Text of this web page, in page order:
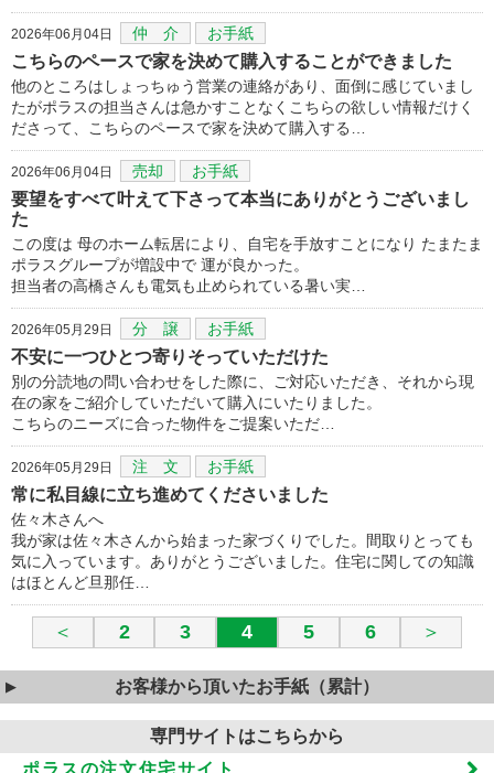
2026年06月04日 仲 介 お手紙
こちらのペースで家を決めて購入することができました
他のところはしょっちゅう営業の連絡があり、面倒に感じていまし
たがポラスの担当さんは急かすことなくこちらの欲しい情報だけく
ださって、こちらのペースで家を決めて購入する…
2026年06月04日 売却 お手紙
要望をすべて叶えて下さって本当にありがとうございまし
た
この度は 母のホーム転居により、自宅を手放すことになり たまたま
ポラスグループが増設中で 運が良かった。
担当者の高橋さんも電気も止められている暑い実…
2026年05月29日 分 譲 お手紙
不安に一つひとつ寄りそっていただけた
別の分読地の問い合わせをした際に、ご対応いただき、それから現
在の家をご紹介していただいて購入にいたりました。
こちらのニーズに合った物件をご提案いただ…
2026年05月29日 注 文 お手紙
常に私目線に立ち進めてくださいました
佐々木さんへ
我が家は佐々木さんから始まった家づくりでした。間取りとっても
気に入っています。ありがとうございました。住宅に関しての知識
はほとんど旦那任…
＜ 2 3 4 5 6 ＞
お客様から頂いたお手紙（累計）
専門サイトはこちらから
ポラスの注文住宅サイト